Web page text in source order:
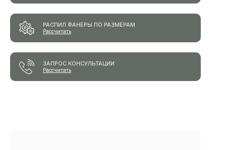
РАСПИЛ ФАНЕРЫ ПО РАЗМЕРАМ
Рассчитать
ЗАПРОС КОНСУЛЬТАЦИИ
Рассчитать